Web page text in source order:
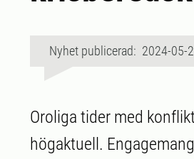
Nyhet publicerad: 2024-05-
Oroliga tider med
högaktuell.